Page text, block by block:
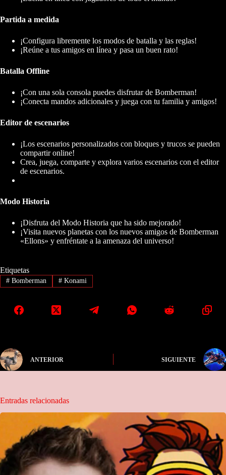
Partida a medida
¡Configura libremente los modos de batalla y las reglas!
¡Reúne a tus amigos en línea y pasa un buen rato!
Batalla Offline
¡Con una sola consola puedes disfrutar de Bomberman!
¡Conecta mandos adicionales y juega con tu familia y amigos!
Editor de escenarios
¡Los escenarios personalizados con bloques y trucos se pueden
compartir online!
Crea, juega, comparte y explora varios escenarios con el editor
de escenarios.
Modo Historia
¡Disfruta del Modo Historia que ha sido mejorado!
¡Visita nuevos planetas con los nuevos amigos de Bomberman
«Ellons» y enfréntate a la amenaza del universo!
Etiquetas
#Bomberman #Konami
ANTERIOR SIGUIENTE
Entradas relacionadas